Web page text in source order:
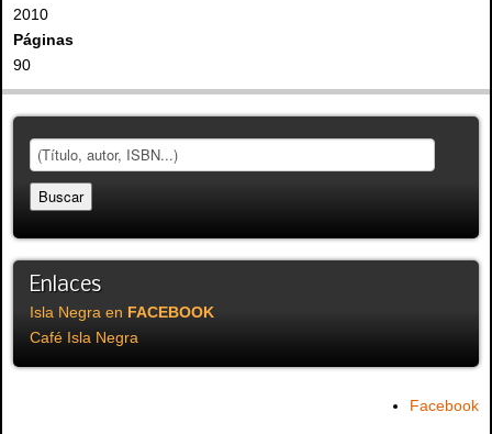
2010
Páginas
90
Enlaces
Isla Negra en FACEBOOK
Café Isla Negra
Facebook